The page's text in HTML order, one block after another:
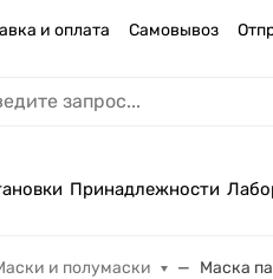
и оплата Самовывоз
Принадлежности
и полумаски Маска